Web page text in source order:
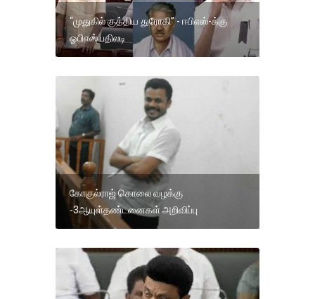
“முதுகில் குத்திய துரோகி” - ஈபிஎஸ்-க்கு
ஓபிஎஸ் பதிலடி
கோகுல்ராஜ் கொலை வழக்கு
-3ஆயுள்தண்டனைகள் அறிவிப்பு